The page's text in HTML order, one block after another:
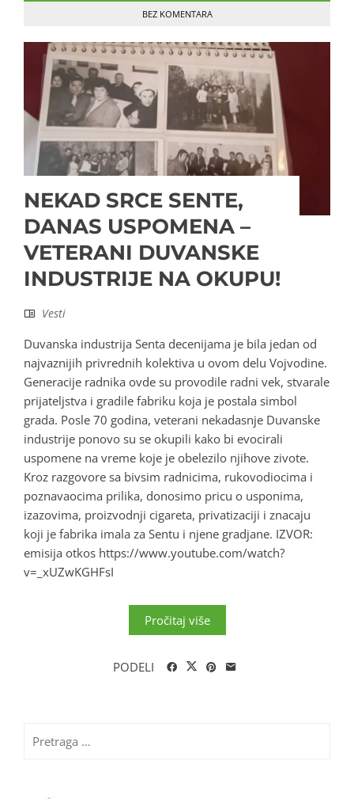
BEZ KOMENTARA
NEKAD SRCE SENTE,
DANAS USPOMENA –
VETERANI DUVANSKE
INDUSTRIJE NA OKUPU!
Vesti
Duvanska industrija Senta decenijama je bila jedan od
najvaznijih privrednih kolektiva u ovom delu Vojvodine.
Generacije radnika ovde su provodile radni vek, stvarale
prijateljstva i gradile fabriku koja je postala simbol
grada. Posle 70 godina, veterani nekadasnje Duvanske
industrije ponovo su se okupili kako bi evocirali
uspomene na vreme koje je obelezilo njihove zivote.
Kroz razgovore sa bivsim radnicima, rukovodiocima i
poznavaocima prilika, donosimo pricu o usponima,
izazovima, proizvodnji cigareta, privatizaciji i znacaju
koji je fabrika imala za Sentu i njene gradjane. IZVOR:
emisija otkos https://www.youtube.com/watch?
v=_xUZwKGHFsI
Pročitaj više
PODELI
za: